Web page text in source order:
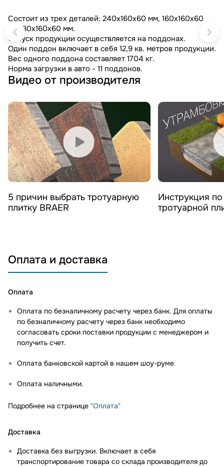
Состоит из трех деталей: 240х160х60 мм, 160х160х60
мм, 80х160х60 мм.
Отпуск продукции осуществляется на поддонах.
Один поддон включает в себя 12,9 кв. метров продукции.
Вес одного поддона составляет 1704 кг.
Норма загрузки в авто - 11 поддонов.
Видео от производителя
Смотреть видео
5 причин выбрать тротуарную
плитку BRAER
Смотреть
Инструкция
тротуарной
Оплата и доставка
Оплата
Оплата по безналичному расчету через банк. Для оплаты
по безналичному расчету через банк необходимо
согласовать сроки поставки продукции с менеджером и
получить счет.
Оплата банковской картой в нашем шоу-руме.
Оплата наличными.
Подробнее на странице "Оплата"
Доставка
Доставка без выгрузки. Включает в себя
транспортирование товара со склада производителя до